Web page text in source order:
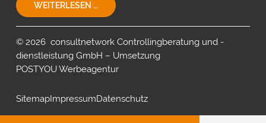
WEITERLESEN …
STEUERUNGSKONZEPT
UNTERNEHMEN!
© 2026 consultnetwork Controllingberatung und -
dienstleistung GmbH – Umsetzung
POSTYOU Werbeagentur
SitemapImpressumDatenschutz